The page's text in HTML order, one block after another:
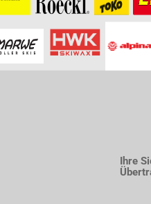
Ihre